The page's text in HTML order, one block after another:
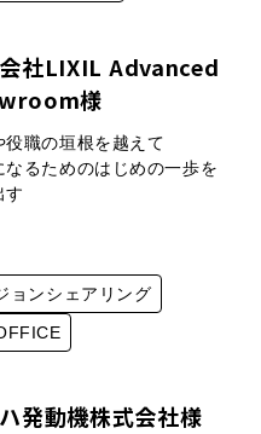
社LIXIL Advanced
様
役職の垣根を越えて
なるためのはじめの一歩を
す
ョンシェアリング
発動機株式会社様